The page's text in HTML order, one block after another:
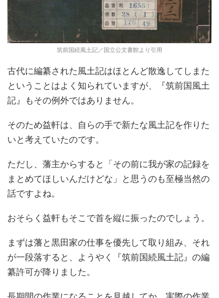
筑前国続風土記／国立公文書館より引用
古代に編纂された風土記はほとんど散逸してしまた
ということはよく知られていますが、『筑前国風土
記』もその例外ではありません。
そのため益軒は、自らの手で新たな風土記を作りた
いと考えていたのです。
ただし、藩主からすると「その前に我が家の記録を
まとめてほしいんだけどな」と思うのも至極当然の
話ですよね。
おそらく益軒もそこで首を縦に振ったのでしょう。
まずは藩と黒田家の仕事を優先して取り組み、それ
が一段落すると、ようやく『筑前国続風土記』の編
纂許可が降りました。